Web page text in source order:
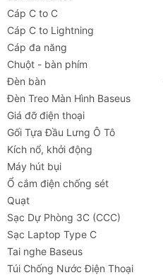
Cáp C to C
Cáp C to Lightning
Cáp đa năng
Chuột - bàn phím
Đèn bàn
Đèn Treo Màn Hình Baseus
Giá đỡ điện thoại
Gối Tựa Đầu Lưng Ô Tô
Kích nổ, khởi động
Máy hút bụi
Ổ cắm điện chống sét
Quạt
Sạc Dự Phòng 3C (CCC)
Sạc Laptop Type C
Tai nghe Baseus
Túi Chống Nước Điện Thoại